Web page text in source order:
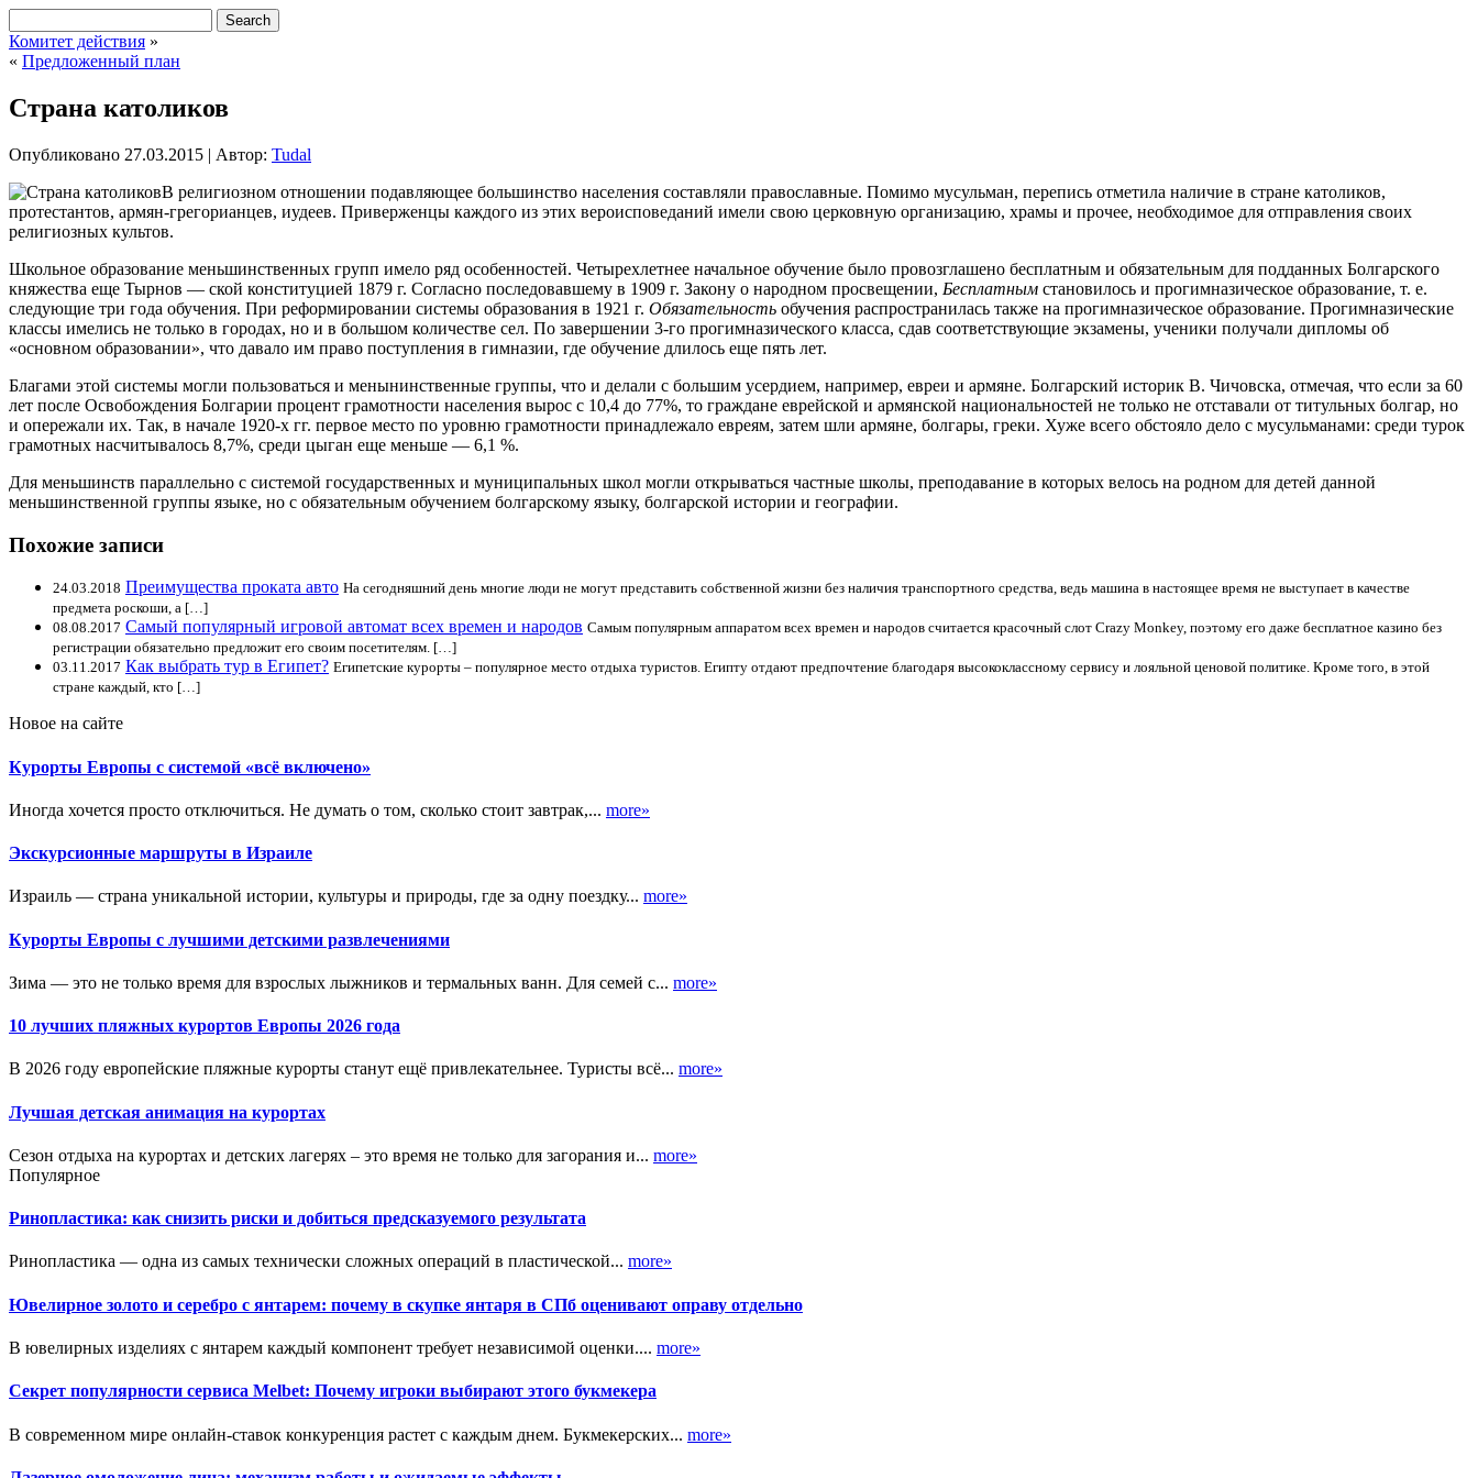
Комитет действия »
« Предложенный план
Страна католиков
Опубликовано 27.03.2015 | Автор: Tudal
В религиозном отношении подавляющее большинство населения составляли православные. Помимо мусульман, перепись отметила наличие в стране католиков,
протестантов, армян-грегорианцев, иудеев. Приверженцы каждого из этих вероисповеданий имели свою церковную организацию, храмы и прочее, необходимое для отправления своих
религиозных культов.
Школьное образование меньшинственных групп имело ряд особенностей. Четырехлетнее начальное обучение было провозглашено бесплатным и обязательным для подданных Болгарского
княжества еще Тырнов — ской конституцией 1879 г. Согласно последовавшему в 1909 г. Закону о народном просвещении, Бесплатным становилось и прогимназическое образование, т. е.
следующие три года обучения. При реформировании системы образования в 1921 г. Обязательность обучения распространилась также на прогимназическое образование. Прогимназические
классы имелись не только в городах, но и в большом количестве сел. По завершении 3-го прогимназического класса, сдав соответствующие экзамены, ученики получали дипломы об
«основном образовании», что давало им право поступления в гимназии, где обучение длилось еще пять лет.
Благами этой системы могли пользоваться и менынинственные группы, что и делали с большим усердием, например, евреи и армяне. Болгарский историк В. Чичовска, отмечая, что если за 60
лет после Освобождения Болгарии процент грамотности населения вырос с 10,4 до 77%, то граждане еврейской и армянской национальностей не только не отставали от титульных болгар, но
и опережали их. Так, в начале 1920-х гг. первое место по уровню грамотности принадлежало евреям, затем шли армяне, болгары, греки. Хуже всего обстояло дело с мусульманами: среди турок
грамотных насчитывалось 8,7%, среди цыган еще меньше — 6,1 %.
Для меньшинств параллельно с системой государственных и муниципальных школ могли открываться частные школы, преподавание в которых велось на родном для детей данной
меньшинственной группы языке, но с обязательным обучением болгарскому языку, болгарской истории и географии.
Похожие записи
24.03.2018 Преимущества проката авто На сегодняшний день многие люди не могут представить собственной жизни без наличия транспортного средства, ведь машина в настоящее время не выступает в качестве
предмета роскоши, а […]
08.08.2017 Самый популярный игровой автомат всех времен и народов Самым популярным аппаратом всех времен и народов считается красочный слот Crazy Monkey, поэтому его даже бесплатное казино без
регистрации обязательно предложит его своим посетителям. […]
03.11.2017 Как выбрать тур в Египет? Египетские курорты – популярное место отдыха туристов. Египту отдают предпочтение благодаря высококлассному сервису и лояльной ценовой политике. Кроме того, в этой
стране каждый, кто […]
Новое на сайте
Курорты Европы с системой «всё включено»
Иногда хочется просто отключиться. Не думать о том, сколько стоит завтрак,... more»
Экскурсионные маршруты в Израиле
Израиль — страна уникальной истории, культуры и природы, где за одну поездку... more»
Курорты Европы с лучшими детскими развлечениями
Зима — это не только время для взрослых лыжников и термальных ванн. Для семей с... more»
10 лучших пляжных курортов Европы 2026 года
В 2026 году европейские пляжные курорты станут ещё привлекательнее. Туристы всё... more»
Лучшая детская анимация на курортах
Сезон отдыха на курортах и детских лагерях – это время не только для загорания и... more»
Популярное
Ринопластика: как снизить риски и добиться предсказуемого результата
Ринопластика — одна из самых технически сложных операций в пластической... more»
Ювелирное золото и серебро с янтарем: почему в скупке янтаря в СПб оценивают оправу отдельно
В ювелирных изделиях с янтарем каждый компонент требует независимой оценки.... more»
Секрет популярности сервиса Melbet: Почему игроки выбирают этого букмекера
В современном мире онлайн-ставок конкуренция растет с каждым днем. Букмекерских... more»